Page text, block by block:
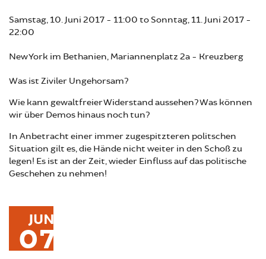
Samstag, 10. Juni 2017 - 11:00 toSonntag, 11. Juni 2017 -
22:00
New York im Bethanien, Mariannenplatz 2a - Kreuzberg
Was ist Ziviler Ungehorsam?
Wie kann gewaltfreier Widerstand aussehen? Was können
wir über Demos hinaus noch tun?
In Anbetracht einer immer zugespitzteren politschen
Situation gilt es, die Hände nicht weiter in den Schoß zu
legen! Es ist an der Zeit, wieder Einfluss auf das politische
Geschehen zu nehmen!
JUN
07